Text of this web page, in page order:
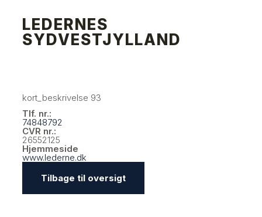
LEDERNES
SYDVESTJYLLAND
kort_beskrivelse 93
Tlf. nr.:
74848792
CVR nr.:
26552125
Hjemmeside
www.lederne.dk
Tilbage til oversigt